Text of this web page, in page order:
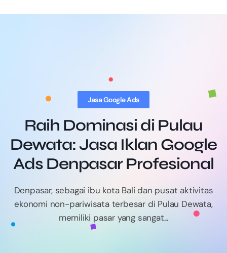
Jasa Google Ads
Raih Dominasi di Pulau
Dewata: Jasa Iklan Google
Ads Denpasar Profesional
Denpasar, sebagai ibu kota Bali dan pusat aktivitas
ekonomi non-pariwisata terbesar di Pulau Dewata,
memiliki pasar yang sangat...